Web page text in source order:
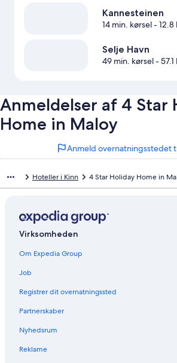
Kannesteinen
14 min. kørsel- 12.8
Selje Havn
49 min. kørsel- 57.1
Anmeldelser af 4 Star
Home in Maloy
Anmeld overnatningsstedet
Hoteller i Kinn 4 Star Holiday Home in
Virksomheden
Om Expedia Group
Job
Registrer dit overnatningssted
Partnerskaber
Nyhedsrum
Reklame